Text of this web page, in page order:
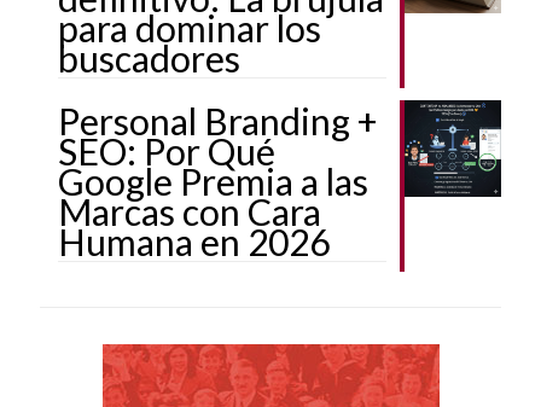
para dominar los
buscadores
Personal Branding +
SEO: Por Qué
Google Premia a las
Marcas con Cara
Humana en 2026